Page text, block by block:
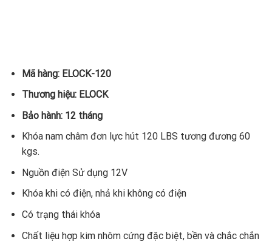
Mã hàng: ELOCK-120
Thương hiệu: ELOCK
Bảo hành: 12 tháng
Khóa nam châm đơn lực hút 120 LBS tương đương 60
kgs.
Nguồn điện Sử dụng 12V
Khóa khi có điện, nhả khi không có điện
Có trạng thái khóa
Chất liệu hợp kim nhôm cứng đặc biệt, bền và chắc chắn